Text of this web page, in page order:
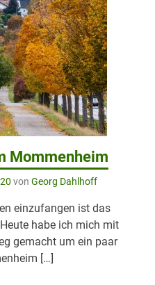
Mommenheim
von Georg Dahlhoff
einzufangen ist das
habe ich mich mit
gemacht um ein paar
[…]